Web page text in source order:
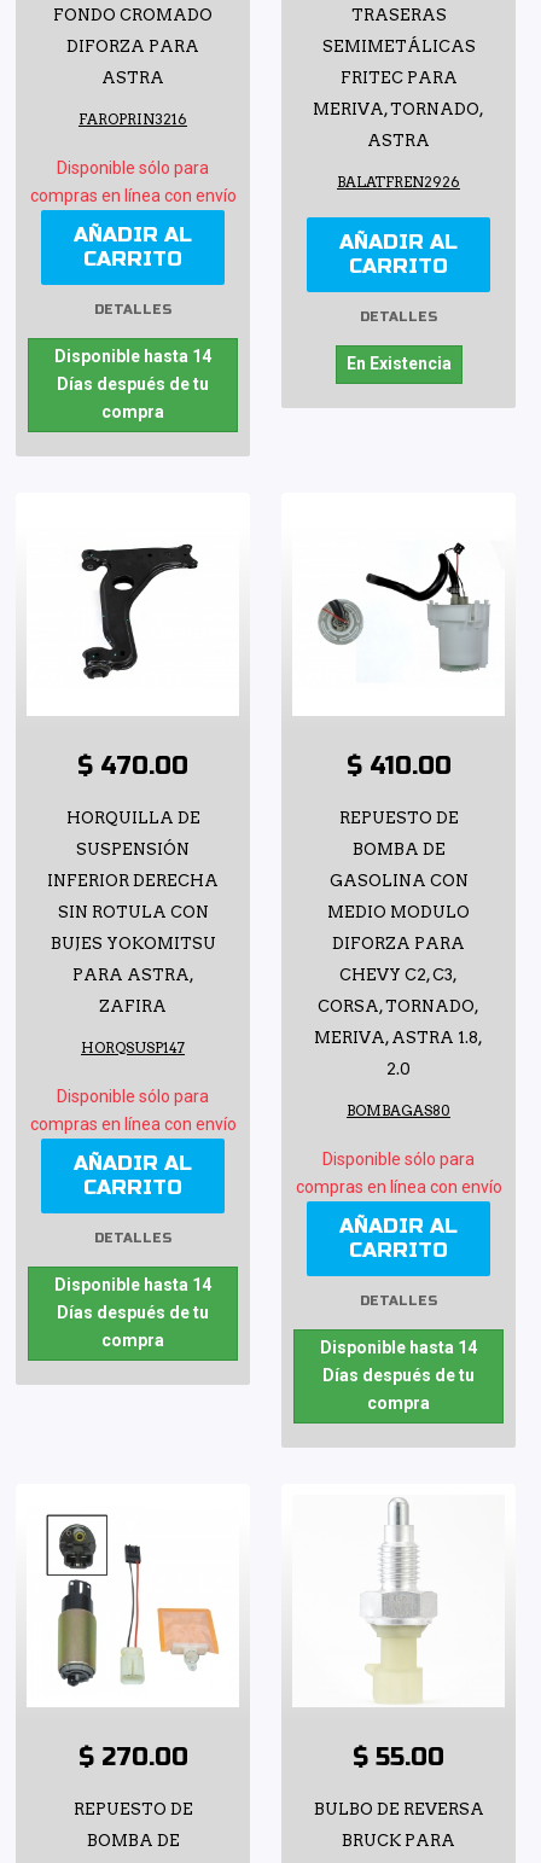
FONDO CROMADO
DIFORZA PARA
ASTRA
FAROPRIN3216
Disponible sólo para
compras en línea con envío
AÑADIR AL
CARRITO
DETALLES
Disponible hasta 14
Días después de tu
compra
TRASERAS
SEMIMETÁLICAS
FRITEC PARA
MERIVA, TORNADO,
ASTRA
BALATFREN2926
AÑADIR AL
CARRITO
DETALLES
En Existencia
$ 470.00
HORQUILLA DE
SUSPENSIÓN
INFERIOR DERECHA
SIN ROTULA CON
BUJES YOKOMITSU
PARA ASTRA,
ZAFIRA
HORQSUSP147
Disponible sólo para
compras en línea con envío
AÑADIR AL
CARRITO
DETALLES
Disponible hasta 14
Días después de tu
compra
$ 410.00
REPUESTO DE
BOMBA DE
GASOLINA CON
MEDIO MODULO
DIFORZA PARA
CHEVY C2, C3,
CORSA, TORNADO,
MERIVA, ASTRA 1.8,
2.0
BOMBAGAS80
Disponible sólo para
compras en línea con envío
AÑADIR AL
CARRITO
DETALLES
Disponible hasta 14
Días después de tu
compra
$ 270.00
REPUESTO DE
BOMBA DE
$ 55.00
BULBO DE REVERSA
BRUCK PARA